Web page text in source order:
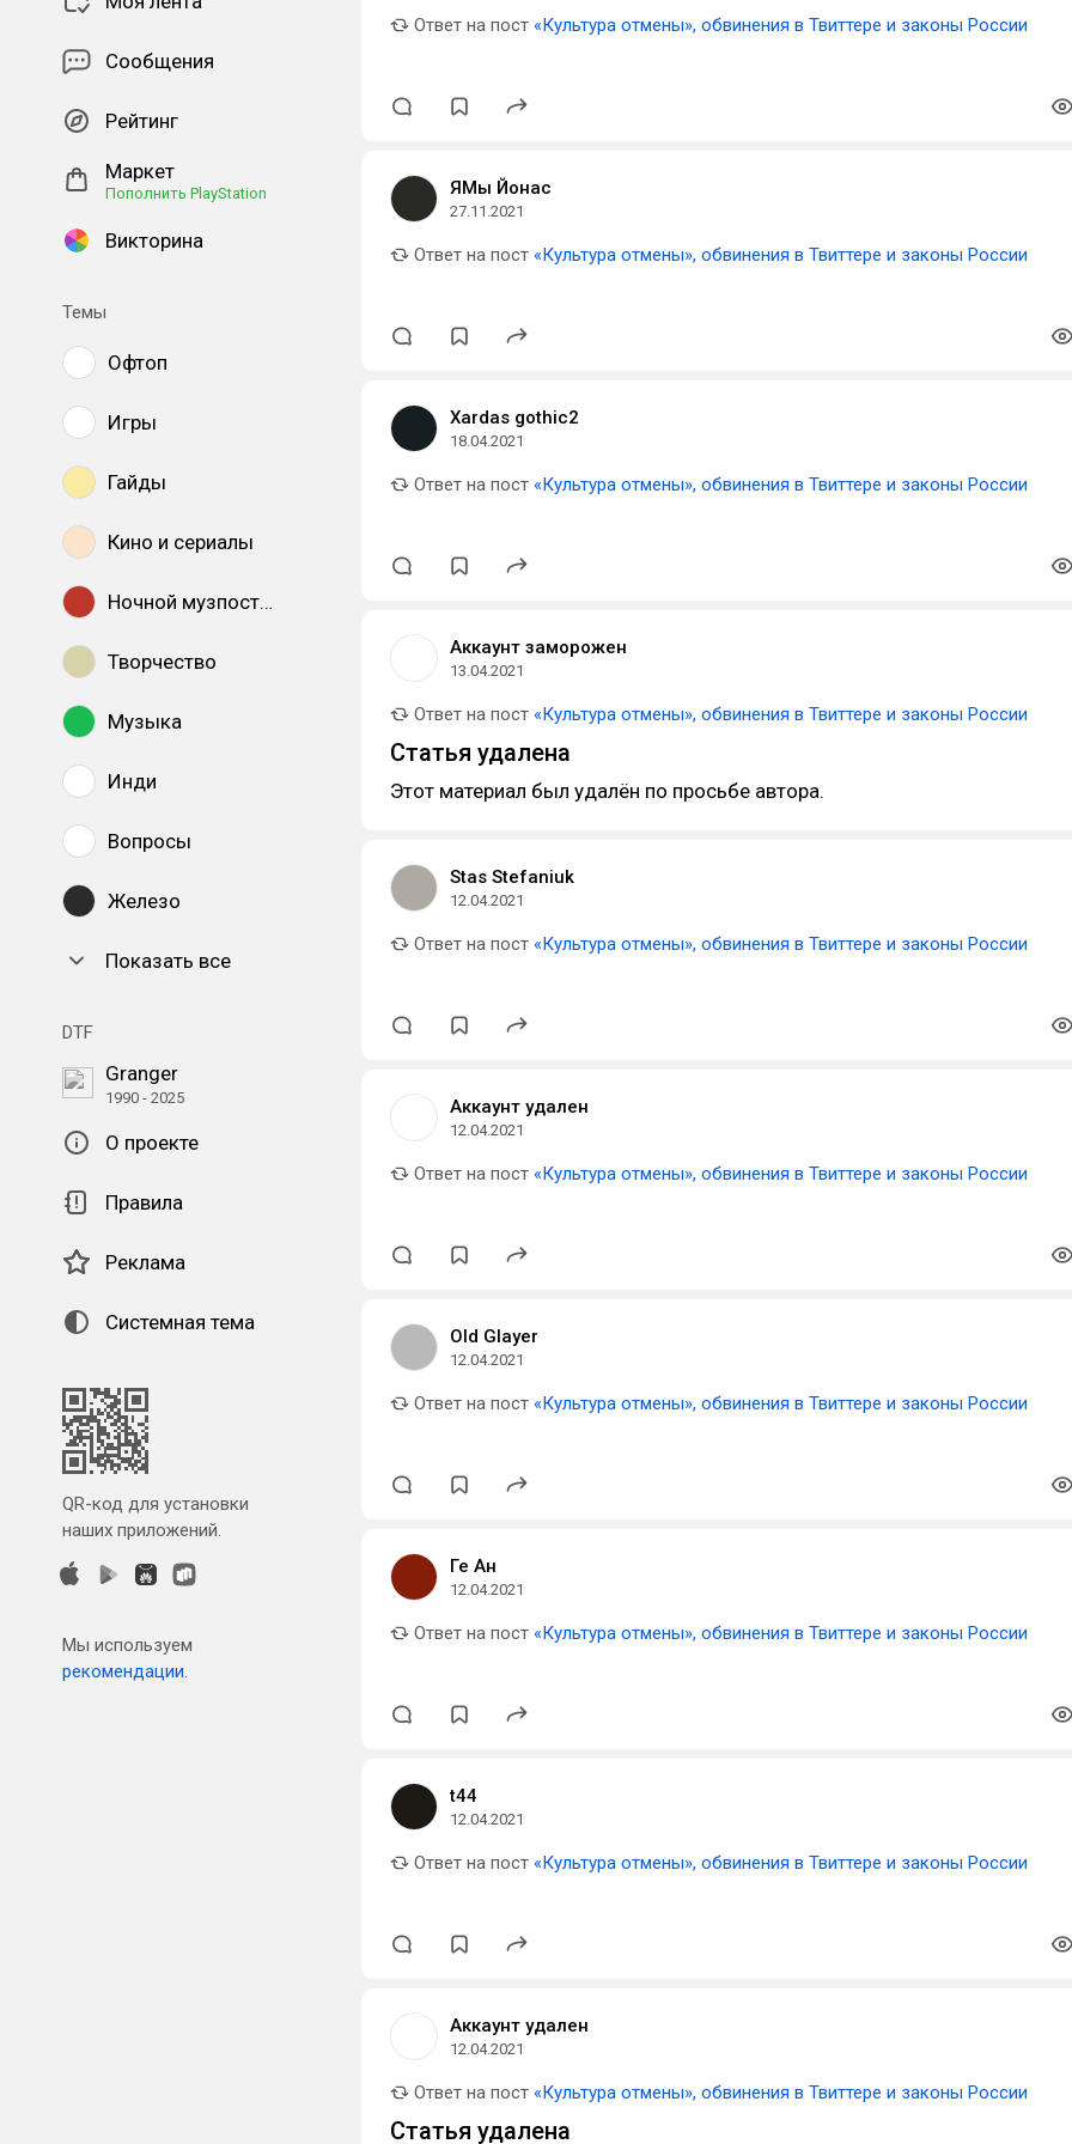
Сообщения
Рейтинг
Маркет
Пополнить PlayStation
Викторина
Темы
Офтоп
Игры
Гайды
Кино и сериалы
Ночной музпостинг
Творчество
Музыка
Инди
Вопросы
Железо
Показать все
DTF
Granger
1990 - 2025
О проекте
Правила
Реклама
Системная тема
QR-код для установки
наших приложений.
Мы используем
рекомендации.
Ответ на пост «Культура отмены», обвинения в Твиттере и законы России
ЯМы Йонас
27.11.2021
Ответ на пост «Культура отмены», обвинения в Твиттере и законы России
Xardas gothic2
18.04.2021
Ответ на пост «Культура отмены», обвинения в Твиттере и законы России
Аккаунт заморожен
13.04.2021
Ответ на пост «Культура отмены», обвинения в Твиттере и законы России
Статья удалена
Этот материал был удалён по просьбе автора.
Stas Stefaniuk
12.04.2021
Ответ на пост «Культура отмены», обвинения в Твиттере и законы России
Аккаунт удален
12.04.2021
Ответ на пост «Культура отмены», обвинения в Твиттере и законы России
Old Glayer
12.04.2021
Ответ на пост «Культура отмены», обвинения в Твиттере и законы России
Ге Ан
12.04.2021
Ответ на пост «Культура отмены», обвинения в Твиттере и законы России
t44
12.04.2021
Ответ на пост «Культура отмены», обвинения в Твиттере и законы России
Аккаунт удален
12.04.2021
Ответ на пост «Культура отмены», обвинения в Твиттере и законы России
Статья удалена